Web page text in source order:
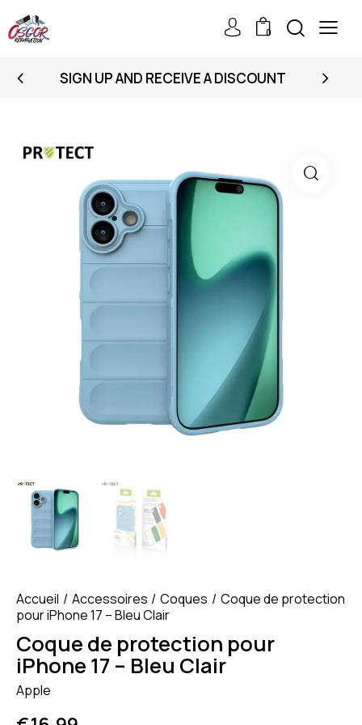
0
SIGN UP AND RECEIVE A DISCOUNT
Accueil Accessoires Coques
Coque de protection
pour iPhone 17 – Bleu Clair
Coque de protection pour
iPhone 17 – Bleu Clair
Apple